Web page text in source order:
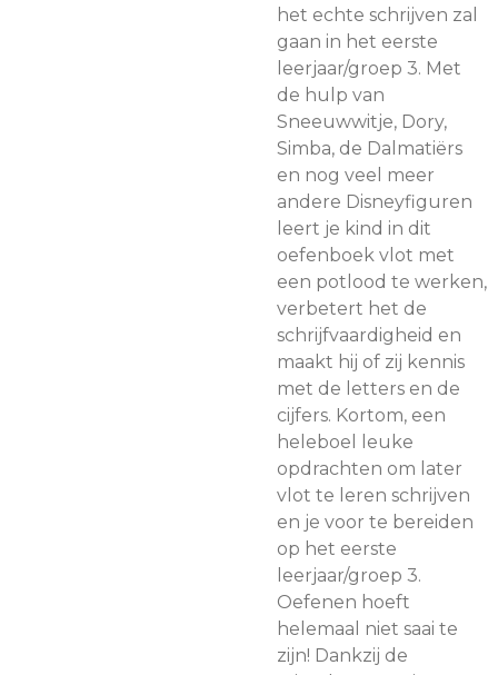
het echte schrijven zal
gaan in het eerste
leerjaar/groep 3. Met
de hulp van
Sneeuwwitje, Dory,
Simba, de Dalmatiërs
en nog veel meer
andere Disneyfiguren
leert je kind in dit
oefenboek vlot met
een potlood te werken,
verbetert het de
schrijfvaardigheid en
maakt hij of zij kennis
met de letters en de
cijfers. Kortom, een
heleboel leuke
opdrachten om later
vlot te leren schrijven
en je voor te bereiden
op het eerste
leerjaar/groep 3.
Oefenen hoeft
helemaal niet saai te
zijn! Dankzij de